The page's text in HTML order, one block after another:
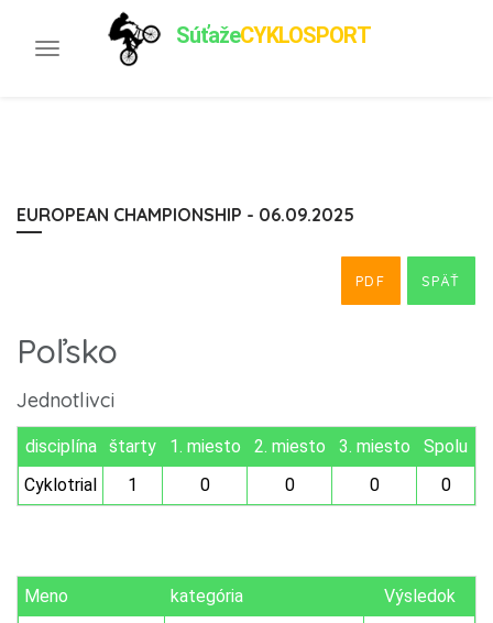
Toggle
SúťažeCYKLOSPORT
EUROPEAN CHAMPIONSHIP - 06.09.2025
PDF SPÄŤ
Poľsko
Jednotlivci
disciplína štarty 1. miesto 2. miesto 3. miesto
Spolu
Cyklotrial
1 0 0 0 0
Meno kategória
Výsledok